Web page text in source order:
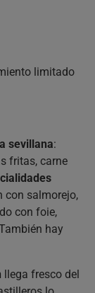
limitado
sevillana:
fritas, carne
con salmorejo,
con foie,
hay
llega fresco del